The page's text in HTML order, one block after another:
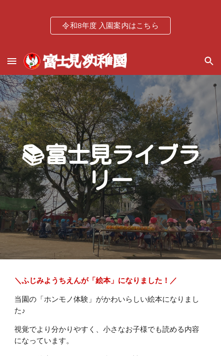
Skip to main content
Skip to navigation
令和8年度 入園案内はこちら
📚富士見ライブラ
リー
＼ふじみようちえんが「絵本」になりました！ ／
当園の「ホンモノ体験」がかわいらしい絵本になりまし
た♪
視覚でより分かりやすく、小さなお子様でも読める内容
になっています。